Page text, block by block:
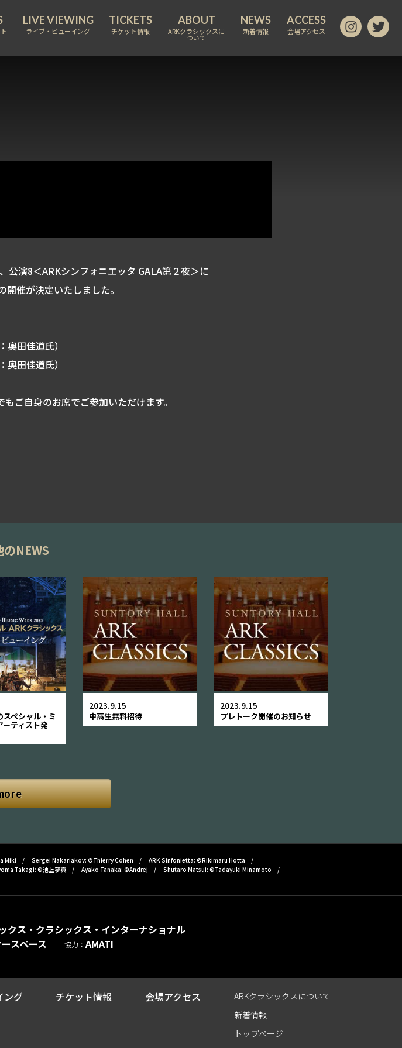
ライブ・ビューイング チケット情報 ARKクラシックスに
ついて
新着情報 会場アクセス
公演8＜ARKシンフォニエッタ GALA第２夜＞に
催が決定いたしました。
田佳道氏）
田佳道氏）
ご自身のお席でご参加いただけます。
NEWS
ペシャル・ミ
ーティスト発
2023.9.15
中高生無料招待
2023.9.15
プレトーク開催のお知らせ
Miki Sergei Nakariakov: ©Thierry Cohen
ARK Sinfonietta: ©Rikimaru Hotta
Takagi: ©池上夢貢 Ayako Tanaka: ©Andrej
Shutaro Matsui: ©Tadayuki Minamoto
クス・クラシックス・インターナショナル
スペース 協力： AMATI
ング チケット情報 会場アクセス
ARKクラシックスについて
新着情報
トップページ